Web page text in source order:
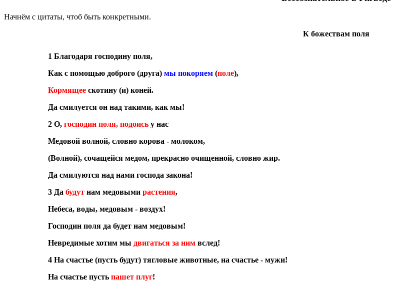
Начнём с цитаты, чтоб быть конкретными.
К божествам поля
1 Благодаря господину поля,
Как с помощью доброго (друга) мы покоряем (поле),
Кормящее скотину (и) коней.
Да смилуется он над такими, как мы!
2 О, господин поля, подоись у нас
Медовой волной, словно корова - молоком,
(Волной), сочащейся медом, прекрасно очищенной, словно жир.
Да смилуются над нами господа закона!
3 Да будут нам медовыми растения,
Небеса, воды, медовым - воздух!
Господин поля да будет нам медовым!
Невредимые хотим мы двигаться за ним вслед!
4 На счастье (пусть будут) тягловые животные, на счастье - мужи!
На счастье пусть пашет плуг!